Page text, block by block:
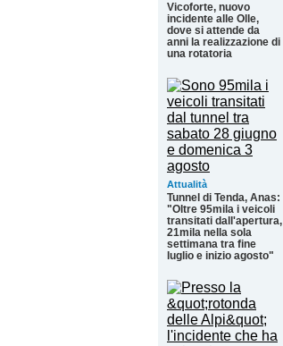
Vicoforte, nuovo
incidente alle Olle,
dove si attende da
anni la realizzazione di
una rotatoria
Attualità
Tunnel di Tenda, Anas:
"Oltre 95mila i veicoli
transitati dall'apertura,
21mila nella sola
settimana tra fine
luglio e inizio agosto"